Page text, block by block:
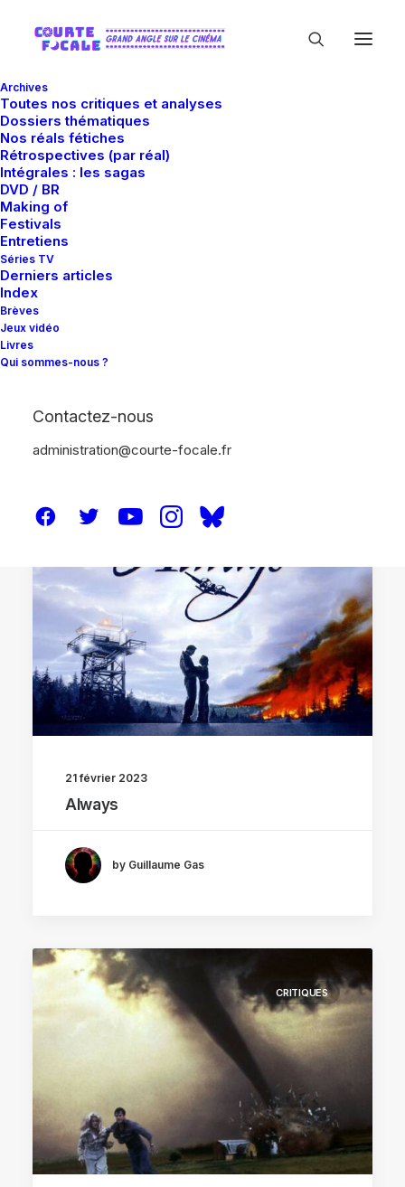
Archives
Toutes nos critiques et analyses
Dossiers thématiques
Nos réals fétiches
Rétrospectives (par réal)
Intégrales : les sagas
DVD / BR
Making of
Festivals
Entretiens
Séries TV
Derniers articles
Index
Brèves
Jeux vidéo
Livres
Qui sommes-nous ?
Contactez-nous
administration@courte-focale.fr
21 février 2023
Always
by Guillaume Gas
CRITIQUES